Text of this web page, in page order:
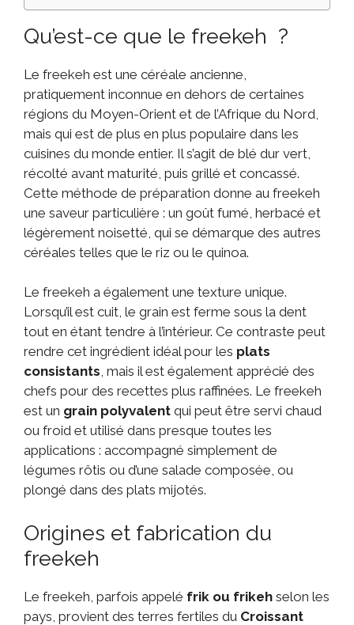
Qu’est-ce que le freekeh ?
Le freekeh est une céréale ancienne,
pratiquement inconnue en dehors de certaines
régions du Moyen-Orient et de l’Afrique du Nord,
mais qui est de plus en plus populaire dans les
cuisines du monde entier. Il s’agit de blé dur vert,
récolté avant maturité, puis grillé et concassé.
Cette méthode de préparation donne au freekeh
une saveur particulière : un goût fumé, herbacé et
légèrement noisetté, qui se démarque des autres
céréales telles que le riz ou le quinoa.
Le freekeh a également une texture unique.
Lorsqu’il est cuit, le grain est ferme sous la dent
tout en étant tendre à l’intérieur. Ce contraste peut
rendre cet ingrédient idéal pour les plats
consistants, mais il est également apprécié des
chefs pour des recettes plus raffinées. Le freekeh
est un grain polyvalent qui peut être servi chaud
ou froid et utilisé dans presque toutes les
applications : accompagné simplement de
légumes rôtis ou d’une salade composée, ou
plongé dans des plats mijotés.
Origines et fabrication du
freekeh
Le freekeh, parfois appelé frik ou frikeh selon les
pays, provient des terres fertiles du Croissant